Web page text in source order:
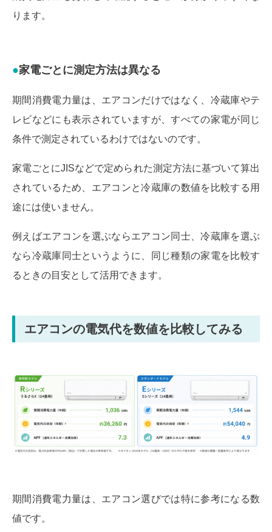
ります。
家電ごとに測定方法は異なる
期間消費電力量は、エアコンだけではなく、冷蔵庫やテ
レビなどにも表示されていますが、すべての家電が同じ
条件で測定されているわけではないのです。
家電ごとにJISなどで定められた測定方法に基づいて算出
されているため、エアコンと冷蔵庫の数値を比較する用
途には使いません。
例えばエアコンを選ぶならエアコン同士、冷蔵庫を選ぶ
なら冷蔵庫同士というように、同じ種類の家電を比較す
るときの目安として活用できます。
エアコンの電気代を数値を比較してみる
期間消費電力量は、エアコン選びでは特に参考になる数
値です。